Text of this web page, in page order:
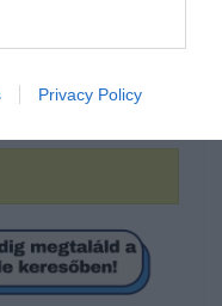
Privacy Policy